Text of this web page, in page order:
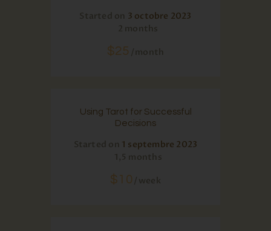
Started on 3 octobre 2023
2 months
$25 month
Using Tarot for Successful
Decisions
Started on 1 septembre 2023
1,5 months
$10 week